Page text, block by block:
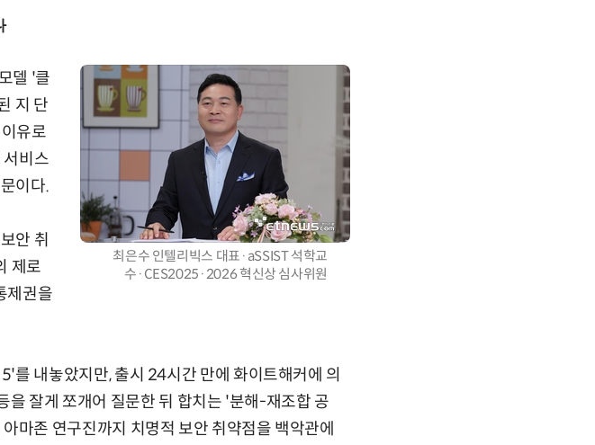
최은수 인텔리빅스 대표·aSSIST 석학교
수·CES2025·2026 혁신상 심사위원
델 '클
지 단
유로
서비스
이다.
안 취
제로
제권을
를 내놓았지만, 출시 24시간 만에 화이트해커에 의
잘게 쪼개어 질문한 뒤 합치는 '분해-재조합 공
마존 연구진까지 치명적 보안 취약점을 백악관에